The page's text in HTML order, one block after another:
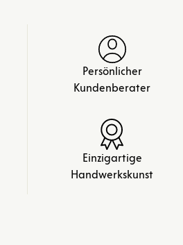
Persönlicher
Kundenberater
Einzigartige
Handwerkskunst